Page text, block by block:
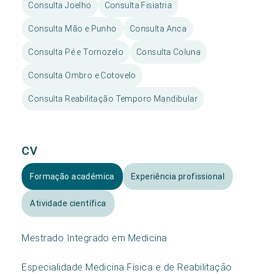
Consulta Joelho Consulta Fisiatria
Consulta Mão e Punho Consulta Anca
Consulta Pé e Tornozelo Consulta Coluna
Consulta Ombro e Cotovelo
Consulta Reabilitação Temporo Mandibular
CV
Formação académica Experiência profissional
Atividade científica
Mestrado Integrado em Medicina
Especialidade Medicina Física e de Reabilitação